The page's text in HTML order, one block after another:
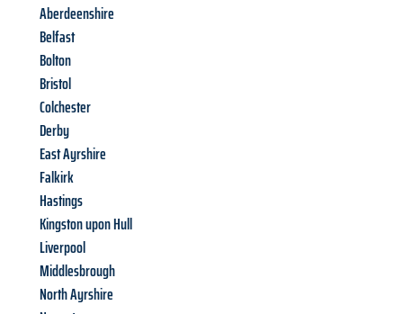
Aberdeenshire
Belfast
Bolton
Bristol
Colchester
Derby
East Ayrshire
Falkirk
Hastings
Kingston upon Hull
Liverpool
Middlesbrough
North Ayrshire